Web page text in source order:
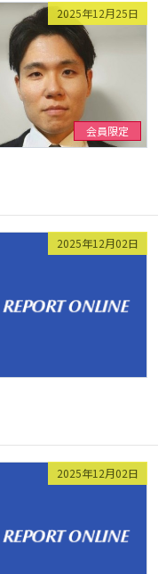
2025年12月25日
会員限定
2025年12月02日
2025年12月02日